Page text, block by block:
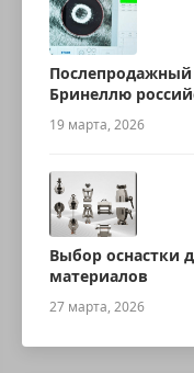
Бринеллю
19 марта, 2026
Выбор оснастки
материалов
27 марта, 2026